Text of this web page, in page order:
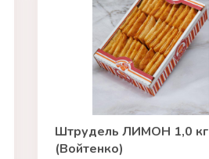
Штрудель ЛИМОН 1,0 кг
(Войтенко)